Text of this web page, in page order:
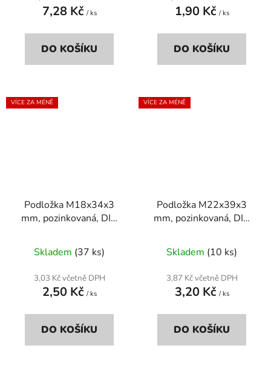
7,28 Kč / ks
DO KOŠÍKU
1,90 Kč / ks
DO KOŠÍKU
VÍCE ZA MÉNĚ
Podložka M18x34x3
mm, pozinkovaná, DIN
Skladem (37 ks)
3,03 Kč včetně DPH
2,50 Kč / ks
DO KOŠÍKU
VÍCE ZA MÉNĚ
Podložka M22x39x3
mm, pozinkovaná, DIN
Skladem (10 ks)
3,87 Kč včetně DPH
3,20 Kč / ks
DO KOŠÍKU